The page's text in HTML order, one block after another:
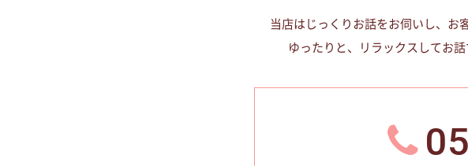
当店はじっくりお話をお伺いし、お
ゆったりと、リラックスしてお